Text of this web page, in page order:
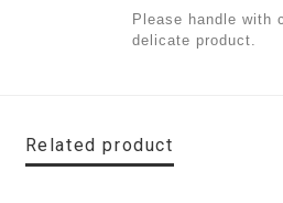
Please handle with
delicate product.
Related product